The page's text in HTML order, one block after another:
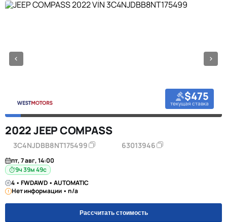
$475
текущая ставка
2022 JEEP COMPASS
3C4NJDBB8NT175499 63013946
пт, 7 авг, 14:00
9ч 39м 48с
4 • FWDAWD • AUTOMATIC
Нет информации • n/a
Рассчитать стоимость